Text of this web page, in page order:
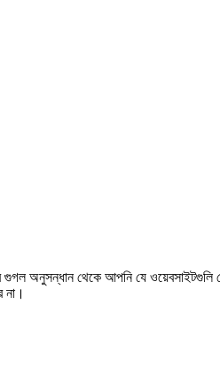
অনুসন্ধান থেকে আপনি যে
না।